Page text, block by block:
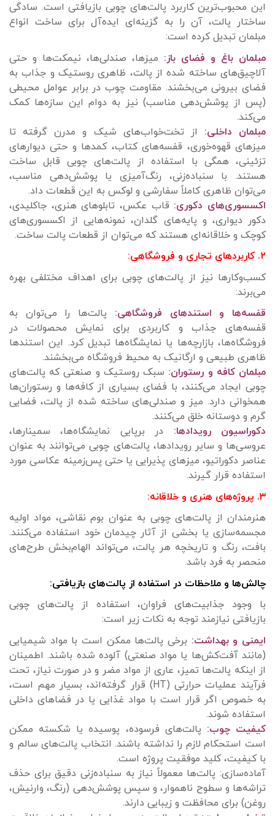
این محبوب‌ترین کاربرد پالت‌های چوبی بازیافتی است. سادگی
ساختار پالت، آن را به گزینه‌ای ایده‌آل برای ساخت انواع
مبلمان تبدیل کرده است:
مبلمان باغ و فضای باز: میزها، صندلی‌ها، نیمکت‌ها و حتی
آلاچیق‌های ساخته شده از پالت، ظاهری روستیک و جذاب به
فضای بیرونی می‌بخشند. مقاومت چوب در برابر عوامل محیطی
(پس از پوشش‌دهی مناسب) نیز به دوام این سازه‌ها کمک
می‌کند.
مبلمان داخلی: از تخت‌خواب‌های شیک و مدرن گرفته تا
میزهای قهوه‌خوری، قفسه‌های کتاب، کمدها و حتی دیوارهای
تزئینی، همگی با استفاده از پالت‌های چوبی قابل ساخت
هستند. با سنباده‌زنی، رنگ‌آمیزی یا پوشش‌دهی مناسب،
می‌توان ظاهری کاملاً سفارشی و لوکس به این قطعات داد.
اکسسوری‌های دکوری: قاب عکس، تابلوهای هنری، جاکلیدی،
دکور دیواری، و پایه‌های گلدان، نمونه‌هایی از اکسسوری‌های
کوچک و خلاقانه‌ای هستند که می‌توان از قطعات پالت ساخت.
۲. کاربردهای تجاری و فروشگاهی:
کسب‌وکارها نیز از پالت‌های چوبی برای اهداف مختلفی بهره
می‌برند:
قفسه‌ها و استندهای فروشگاهی:
پالت‌ها را می‌توان به
قفسه‌های جذاب و کاربردی برای نمایش محصولات در
فروشگاه‌ها، بازارچه‌ها یا نمایشگاه‌ها تبدیل کرد. این استندها
ظاهری طبیعی و ارگانیک به محیط فروشگاه می‌بخشند.
مبلمان کافه و رستوران: سبک روستیک و صنعتی که پالت‌های
چوبی ایجاد می‌کنند، با فضای بسیاری از کافه‌ها و رستوران‌ها
همخوانی دارد. میز و صندلی‌های ساخته شده از پالت، فضایی
گرم و دوستانه خلق می‌کنند.
دکوراسیون رویدادها: در برپایی نمایشگاه‌ها، سمینارها،
عروسی‌ها و سایر رویدادها، پالت‌های چوبی می‌توانند به عنوان
عناصر دکوراتیو، میزهای پذیرایی یا حتی پس‌زمینه عکاسی مورد
استفاده قرار گیرند.
۳. پروژه‌های هنری و خلاقانه:
هنرمندان از پالت‌های چوبی به عنوان بوم نقاشی، مواد اولیه
مجسمه‌سازی یا بخشی از آثار چیدمان خود استفاده می‌کنند.
بافت، رنگ و تاریخچه هر پالت، می‌تواند الهام‌بخش طرح‌های
منحصر به فرد باشد.
چالش‌ها و ملاحظات در استفاده از پالت‌های بازیافتی:
با وجود جذابیت‌های فراوان، استفاده از پالت‌های چوبی
بازیافتی نیازمند توجه به نکات زیر است:
ایمنی و بهداشت: برخی پالت‌ها ممکن است با مواد شیمیایی
(مانند آفت‌کش‌ها یا مواد صنعتی) آلوده شده باشند. اطمینان
از اینکه پالت‌ها تمیز، عاری از مواد مضر و در صورت نیاز، تحت
فرآیند عملیات حرارتی (HT) قرار گرفته‌اند، بسیار مهم است،
به خصوص اگر قرار است با مواد غذایی یا در فضاهای داخلی
استفاده شوند.
کیفیت چوب: پالت‌های فرسوده، پوسیده یا شکسته ممکن
است استحکام لازم را نداشته باشند. انتخاب پالت‌های سالم و
با کیفیت، کلید موفقیت پروژه است.
آماده‌سازی: پالت‌ها معمولاً نیاز به سنباده‌زنی دقیق برای حذف
تراشه‌ها و سطوح ناهموار، و سپس پوشش‌دهی (رنگ، وارنیش،
روغن) برای محافظت و زیبایی دارند.